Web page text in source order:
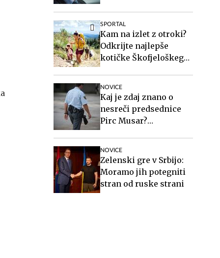
SPORTAL
Kam na izlet z otroki?
Odkrijte najlepše
kotičke Škofjeloškega
NOVICE
Kaj je zdaj znano o
nesreči predsednice
Pirc Musar?
NOVICE
Zelenski gre v Srbijo:
Moramo jih potegniti
stran od ruske strani